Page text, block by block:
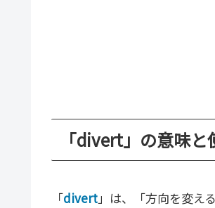
「divert」の意味と
「divert」は、「方向を変え